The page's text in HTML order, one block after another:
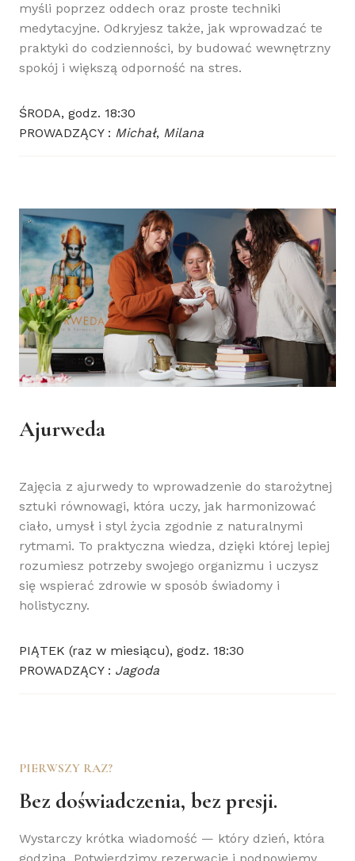
myśli poprzez oddech oraz proste techniki
medytacyjne. Odkryjesz także, jak wprowadzać te
praktyki do codzienności, by budować wewnętrzny
spokój i większą odporność na stres.
ŚRODA, godz. 18:30
PROWADZĄCY : Michał, Milana
Ajurweda
Zajęcia z ajurwedy to wprowadzenie do starożytnej
sztuki równowagi, która uczy, jak harmonizować
ciało, umysł i styl życia zgodnie z naturalnymi
rytmami. To praktyczna wiedza, dzięki której lepiej
rozumiesz potrzeby swojego organizmu i uczysz
się wspierać zdrowie w sposób świadomy i
holistyczny.
PIĄTEK (raz w miesiącu), godz. 18:30
PROWADZĄCY : Jagoda
PIERWSZY RAZ?
Bez doświadczenia, bez presji.
Wystarczy krótka wiadomość — który dzień, która